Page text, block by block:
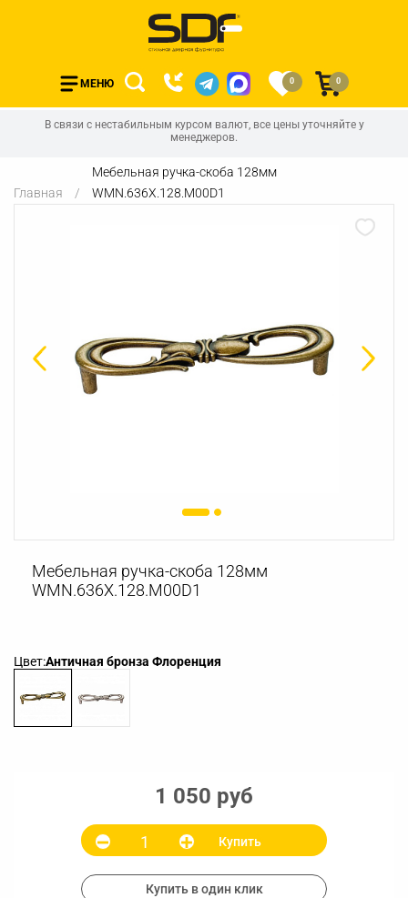
МЕНЮ 0 0
В связи с нестабильным курсом валют, все цены уточняйте у
менеджеров.
Главная
Мебельная ручка-скоба 128мм
WMN.636X.128.M00D1
Мебельная ручка-скоба 128мм
WMN.636X.128.M00D1
Цвет:Античная бронза Флоренция
1 050 руб
Купить
Купить в один клик